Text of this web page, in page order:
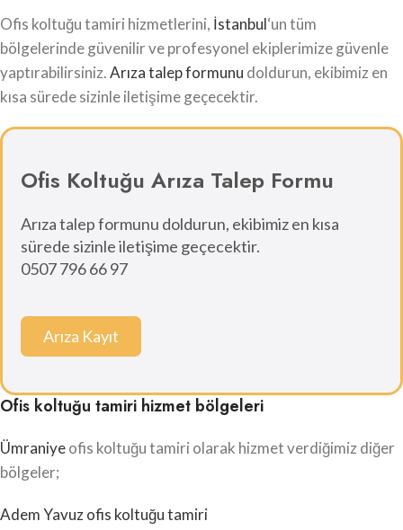
Ofis koltuğu tamiri hizmetlerini, İstanbul‘un tüm
bölgelerinde güvenilir ve profesyonel ekiplerimize güvenle
yaptırabilirsiniz.Arıza talep formunu doldurun, ekibimiz en
kısa sürede sizinle iletişime geçecektir.
Ofis Koltuğu Arıza Talep Formu
Arıza talep formunu doldurun, ekibimiz en kısa
sürede sizinle iletişime geçecektir.
0507 796 66 97
Arıza Kayıt
Ofis koltuğu tamiri hizmet bölgeleri
Ümraniyeofis koltuğu tamiri olarak hizmet verdiğimiz diğer
bölgeler;
Adem Yavuz ofis koltuğu tamiri